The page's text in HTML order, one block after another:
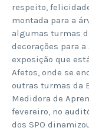
respeito,
montada para a
algumas turmas
decorações para
exposição que
Afetos, onde se
outras turmas da
Medidora de
fevereiro, no
dos SPO